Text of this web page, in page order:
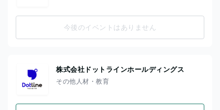
今後のイベントはありません
株式会社ドットラインホールディングス
その他人材・教育